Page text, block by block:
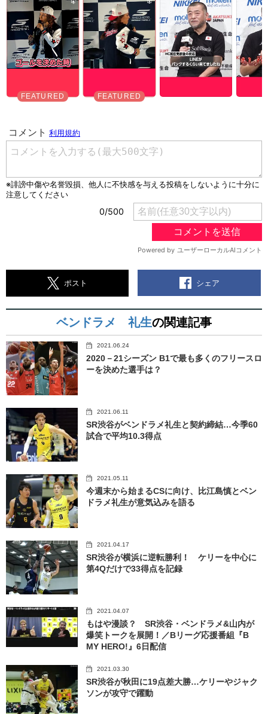
ポスト シェア
ベンドラメ 礼生の関連記事
2021.06.24
2020－21シーズン B1で最も多くのフリースロ
ーを決めた選手は？
2021.06.11
SR渋谷がベンドラメ礼生と契約締結…今季60
試合で平均10.3得点
2021.05.11
今週末から始まるCSに向け、比江島慎とベン
ドラメ礼生が意気込みを語る
2021.04.17
SR渋谷が横浜に逆転勝利！ ケリーを中心に
第4Qだけで33得点を記録
2021.04.07
もはや漫談？ SR渋谷・ベンドラメ&山内が
爆笑トークを展開！／Bリーグ応援番組『B
MY HERO!』6日配信
2021.03.30
SR渋谷が秋田に19点差大勝…ケリーやジャク
ソンが攻守で躍動